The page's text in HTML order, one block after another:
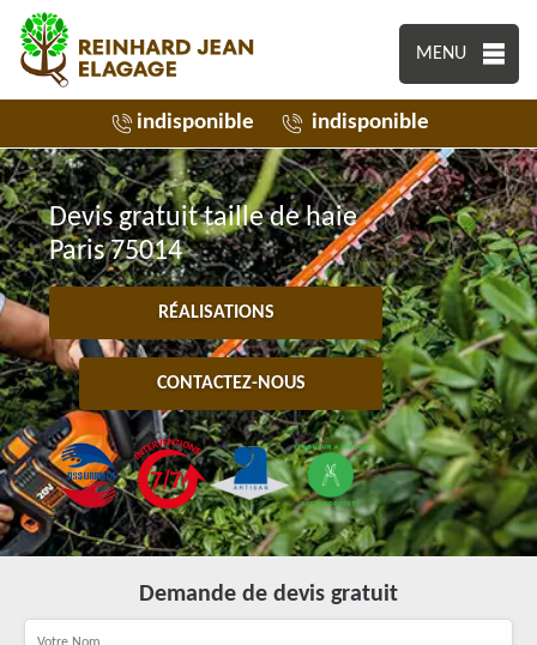
MENU
indisponible indisponible
Devis gratuit taille de haie
Paris 75014
RÉALISATIONS
CONTACTEZ-NOUS
Demande de devis gratuit